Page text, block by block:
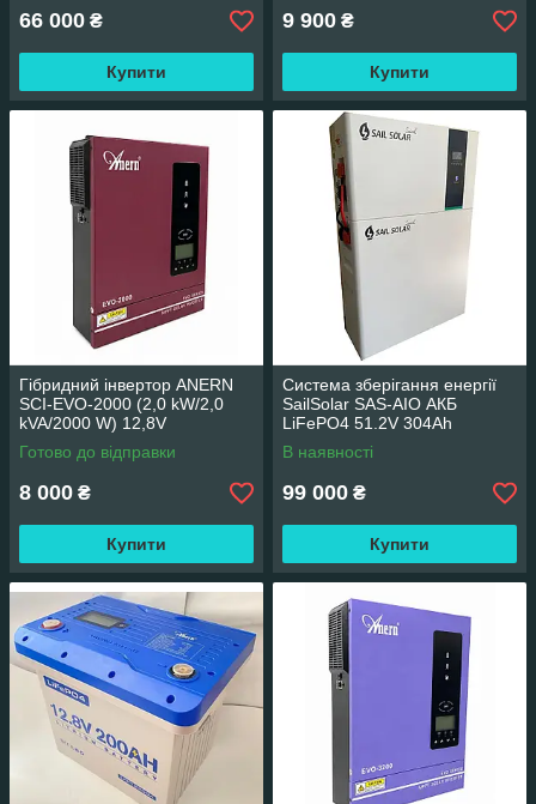
66 000 ₴
Купити
9 900 ₴
Купити
Гібридний інвертор ANERN
SCI-EVO-2000 (2,0 kW/2,0
kVA/2000 W) 12,8V
Готово до відправки
8 000 ₴
Купити
Система зберігання енергії
SailSolar SAS-AIO АКБ
LiFePO4 51.2V 304Ah
15.36KWh 15360Wh +
інвертор 6.2KW підлогова
В наявності
99 000 ₴
Купити